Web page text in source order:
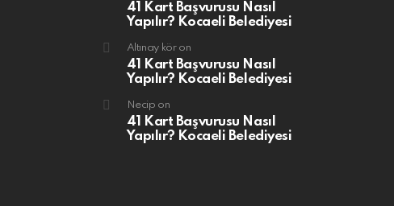
41 Kart Başvurusu Nasıl
Yapılır? Kocaeli Belediyesi
Altınay köron
41 Kart Başvurusu Nasıl
Yapılır? Kocaeli Belediyesi
Necip on
41 Kart Başvurusu Nasıl
Yapılır? Kocaeli Belediyesi